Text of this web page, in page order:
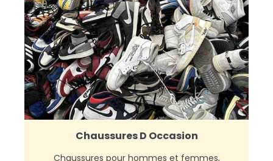
Chaussures D Occasion
Chaussures pour hommes et femmes,